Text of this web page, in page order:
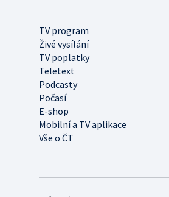
TV program
Živé vysílání
TV poplatky
Teletext
Podcasty
Počasí
E-shop
Mobilní a TV aplikace
Vše o ČT